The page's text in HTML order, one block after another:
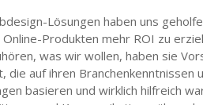
Lösungen haben uns
Produkten mehr ROI zu
was wir wollen, haben sie
die auf ihren Branchenkenntnissen
basieren und wirklich hilfreich